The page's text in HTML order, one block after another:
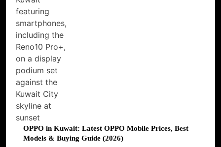
OPPO in Kuwait: Latest OPPO Mobile Prices, Best
Models & Buying Guide (2026)